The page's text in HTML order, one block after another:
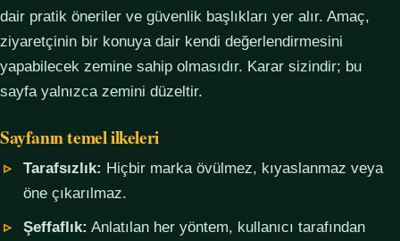
dair pratik öneriler ve güvenlik başlıkları yer alır. Amaç,
ziyaretçinin bir konuya dair kendi değerlendirmesini
yapabilecek zemine sahip olmasıdır. Karar sizindir; bu
sayfa yalnızca zemini düzeltir.
Sayfanın temel ilkeleri
Tarafsızlık: Hiçbir marka övülmez, kıyaslanmaz veya
öne çıkarılmaz.
Şeffaflık: Anlatılan her yöntem, kullanıcı tarafından